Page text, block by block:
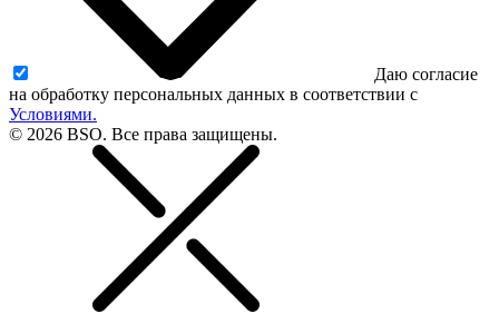
Даю согласие
на обработку персональных данных в соответствии с
Условиями.
© 2026 BSO. Все права защищены.